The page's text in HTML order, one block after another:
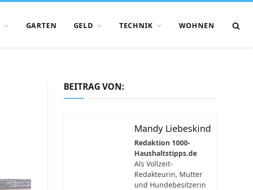
GARTEN GELD TECHNIK WOHNEN
BEITRAG VON:
Mandy Liebeskind
Redaktion 1000-
Haushaltstipps.de
Als Vollzeit-
Redakteurin, Mutter
und Hundebesitzerin